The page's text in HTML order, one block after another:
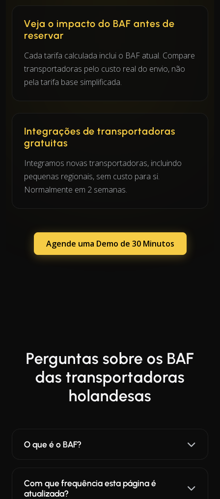
Veja o impacto do BAF antes de
reservar
Cada tarifa calculada inclui o BAF atual. Compare
transportadoras pelo custo real do envio, não
pela tarifa base simplificada.
Integrações de transportadoras
gratuitas
Integramos novas transportadoras, incluindo
pequenas regionais, sem custo para si.
Normalmente em 2 semanas.
Agende uma Demo de 30 Minutos
Perguntas sobre os BAF
das transportadoras
holandesas
O que é o BAF?
Com que frequência esta página é
atualizada?